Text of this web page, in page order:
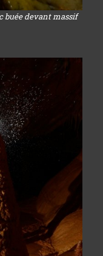
buée devant massif